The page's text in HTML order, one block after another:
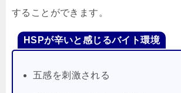
することができます。
HSPが辛いと感じるバイト環境
五感を刺激される